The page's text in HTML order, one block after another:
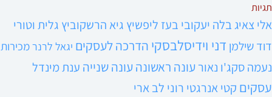
תגיות
אלי צאיגבלה יעקובי בעז ליפשיץ גיא הרשקוביץ גלית וטורי
דוד שילמן דני וידיסלבסקי הדרכה לעסקים יגאל לרנרמכירות
נעמה סקג'ו נאורעונה ראשונהעונה שנייה ענת מינדל
עסקים קטי אנרגטי רוני לב ארי